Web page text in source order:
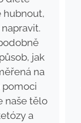
hubnout,
jak
na
pomoci
naše tělo
a